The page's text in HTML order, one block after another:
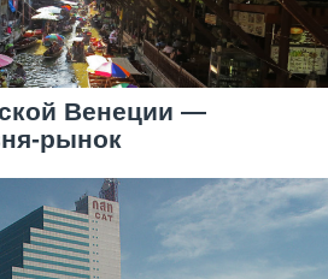
Венеции —
рынок